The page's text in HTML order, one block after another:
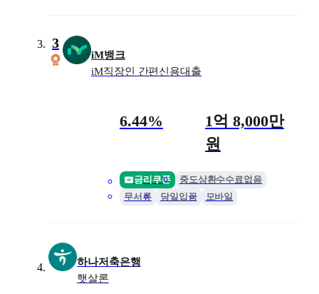
3
iM뱅크
iM직장인 간편신용대출
금리6.44%
최대 한도
1억 8,000만
원
금리쿠폰
중도상환수수료없음
무서류
당일입금 모바일
하나저축은행
햇살론